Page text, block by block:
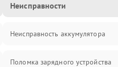
Неисправности
Неисправность аккумулятора
Поломка зарядного устройства